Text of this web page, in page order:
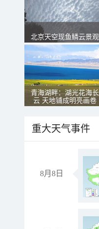
北京天空现鱼鳞云景观
青海湖畔：湖光花海长
云 天地铺成明亮画卷
重大天气事件
8月8日